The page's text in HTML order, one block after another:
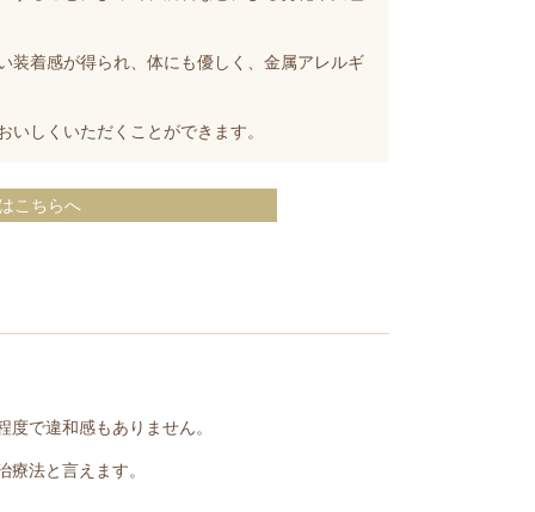
装着感が得られ、体にも優しく、金属アレルギ
しくいただくことができます。
こちらへ
で違和感もありません。
法と言えます。